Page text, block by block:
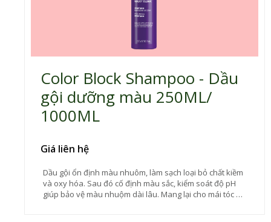
Color Block Shampoo - Dầu
gội dưỡng màu 250ML/
1000ML
Giá liên hệ
Dầu gội ổn định màu nhuôm, làm sạch loại bỏ chất kiềm
và oxy hóa. Sau đó cố định màu sắc, kiểm soát độ pH
giúp bảo vệ màu nhuộm dài lâu. Mang lại cho mái tóc sự